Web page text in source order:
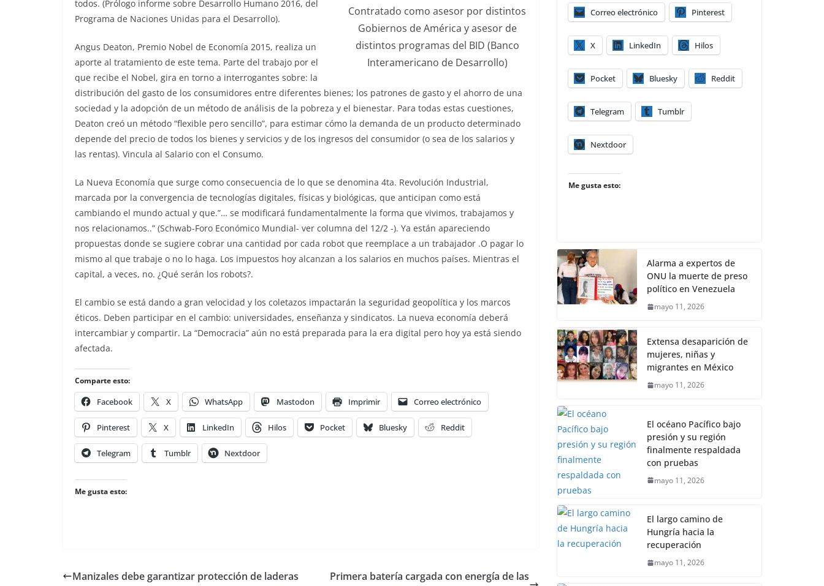
Contratado como asesor por distintos
Gobiernos de América y asesor de
distintos programas del BID (Banco
Interamericano de Desarrollo)
todos. (Prólogo informe sobre Desarrollo Humano 2016, del
Programa de Naciones Unidas para el Desarrollo).
Angus Deaton, Premio Nobel de Economía 2015, realiza un
aporte al tratamiento de este tema. Parte del trabajo por el
que recibe el Nobel, gira en torno a interrogantes sobre: la
distribución del gasto de los consumidores entre diferentes bienes; los patrones de gasto y el ahorro de una
sociedad y la adopción de un método de análisis de la pobreza y el bienestar. Para todas estas cuestiones,
Deaton creó un método “flexible pero sencillo”, para estimar cómo la demanda de un producto determinado
depende del precio de todos los bienes y servicios y de los ingresos del consumidor (o sea de los salarios y
las rentas). Vincula al Salario con el Consumo.
La Nueva Economía que surge como consecuencia de lo que se denomina 4ta. Revolución Industrial,
marcada por la convergencia de tecnologías digitales, físicas y biológicas, que anticipan como está
cambiando el mundo actual y que.”… se modificará fundamentalmente la forma que vivimos, trabajamos y
nos relacionamos..” (Schwab-Foro Económico Mundial- ver columna del 12/2 -). Ya están apareciendo
propuestas donde se sugiere cobrar una cantidad por cada robot que reemplace a un trabajador .O pagar lo
mismo al que trabaje o no lo haga. Los impuestos hoy alcanzan a los salarios en muchos países. Mientras el
capital, a veces, no. ¿Qué serán los robots?.
El cambio se está dando a gran velocidad y los coletazos impactarán la seguridad geopolítica y los marcos
éticos. Deben participar en el cambio: universidades, enseñanza y sindicatos. La nueva economía deberá
intercambiar y compartir. La “Democracia” aún no está preparada para la era digital pero hoy ya está siendo
afectada.
Comparte esto:
Facebook X WhatsApp Mastodon Imprimir Correo electrónico
Pinterest X LinkedIn Hilos Pocket Bluesky Reddit
Telegram Tumblr Nextdoor
Me gusta esto:
Manizales debe garantizar protección de laderas
Primera batería cargada con energía de las
Correo electrónico Pinterest
X LinkedIn Hilos
Pocket Bluesky Reddit
Telegram Tumblr
Nextdoor
Me gusta esto:
Alarma a expertos de
ONU la muerte de preso
político en Venezuela
mayo 11, 2026
Extensa desaparición de
mujeres, niñas y
migrantes en México
mayo 11, 2026
El océano Pacífico bajo
presión y su región
finalmente respaldada
con pruebas
mayo 11, 2026
El largo camino de
Hungría hacia la
recuperación
mayo 11, 2026